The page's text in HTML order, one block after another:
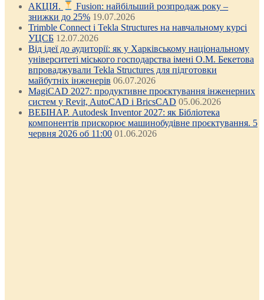
АКЦІЯ.
Fusion: найбільший розпродаж року –
знижки до 25% 19.07.2026
Trimble Connect і Tekla Structures на навчальному курсі
УЦСБ 12.07.2026
Від ідеї до аудиторії: як у Харківському національному
університеті міського господарства імені О.М. Бекетова
впроваджували Tekla Structures для підготовки
майбутніх інженерів 06.07.2026
MagiCAD 2027: продуктивне проєктування інженерних
систем у Revit, AutoCAD і BricsCAD 05.06.2026
ВЕБІНАР. Autodesk Inventor 2027: як Бібліотека
компонентів прискорює машинобудівне проєктування. 5
червня 2026 об 11:00 01.06.2026